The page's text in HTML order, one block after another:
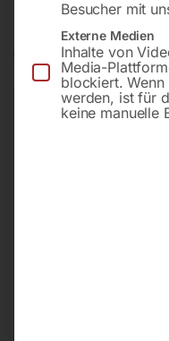
Produktsicherheit
Besucher mit
Externe Medien
Inhalte von
Media-
blockiert.
werden, ist für
keine manuelle